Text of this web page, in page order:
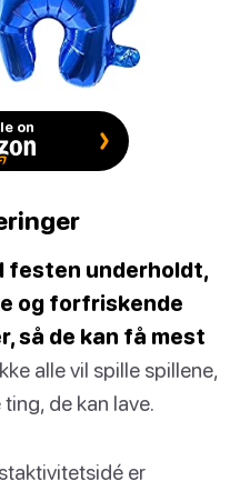
on
festen underholdt,
og forfriskende
så de kan få mest
alle vil spille spillene,
de kan lave.
er